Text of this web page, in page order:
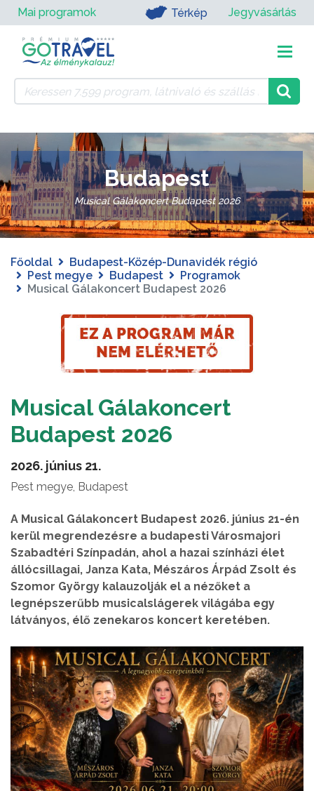
Mai programok Térkép Jegyvásárlás
Budapest
Musical Gálakoncert Budapest 2026
Főoldal
Budapest-Közép-Dunavidék régió
Pest megye
Budapest
Programok
Musical Gálakoncert Budapest 2026
Musical Gálakoncert
Budapest 2026
2026. június 21.
Pest megye, Budapest
A Musical Gálakoncert Budapest 2026. június 21-én
kerül megrendezésre a budapesti Városmajori
Szabadtéri Színpadán, ahol a hazai színházi élet
állócsillagai, Janza Kata, Mészáros Árpád Zsolt és
Szomor György kalauzolják el a nézőket a
legnépszerűbb musicalslágerek világába egy
látványos, élő zenekaros koncert keretében.